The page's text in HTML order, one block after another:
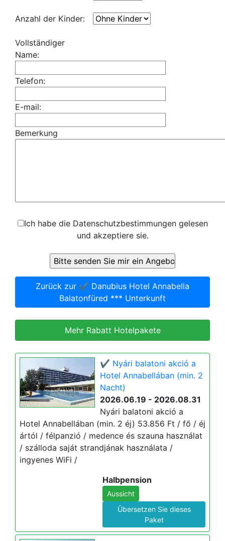
Anzahl der Kinder:
Vollständiger
Name:
Telefon:
E-mail:
Bemerkung
Ich habe die Datenschutzbestimmungen gelesen
und akzeptiere sie.
Zurück zur ✔️ Danubius Hotel Annabella
Balatonfüred *** Unterkunft
Mehr Rabatt Hotelpakete
✔️ Nyári balatoni akció a
Hotel Annabellában (min. 2
Nacht)
2026.06.19 - 2026.08.31
Nyári balatoni akció a
Hotel Annabellában (min. 2 éj) 53.856 Ft / fő / éj
ártól / félpanzió / medence és szauna használat
/ szálloda saját strandjának használata /
ingyenes WiFi /
Halbpension
Aussicht
Übersetzen Sie dieses
Paket